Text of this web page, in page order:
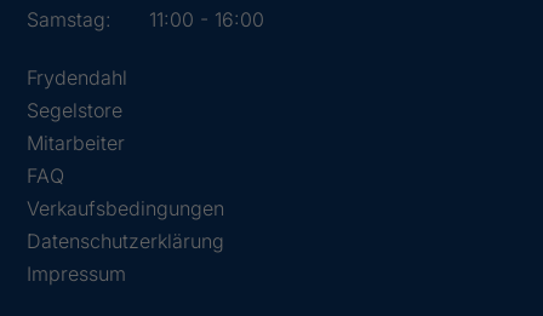
Samstag:
11:00 - 16:00
Frydendahl
Segelstore
Mitarbeiter
FAQ
Verkaufsbedingungen
Datenschutzerklärung
Impressum